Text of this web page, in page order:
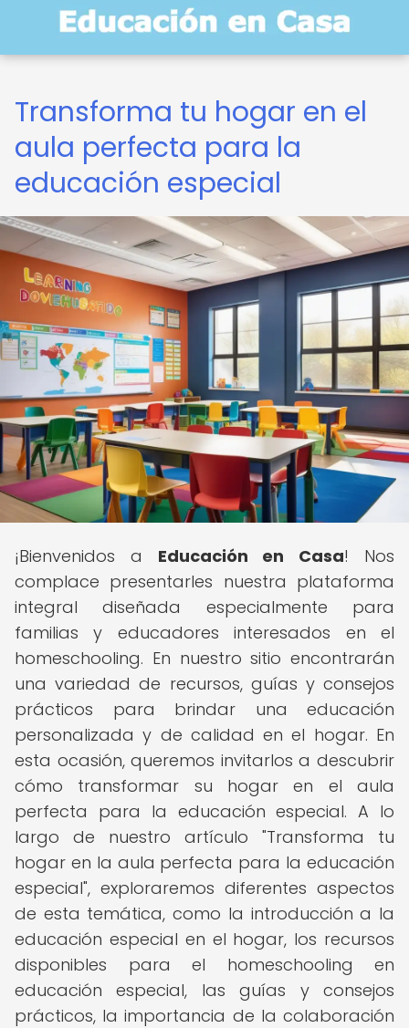
Transforma tu hogar en el
aula perfecta para la
educación especial
¡Bienvenidos a Educación en Casa! Nos
complace presentarles nuestra plataforma
integral diseñada especialmente para
familias y educadores interesados en el
homeschooling. En nuestro sitio encontrarán
una variedad de recursos, guías y consejos
prácticos para brindar una educación
personalizada y de calidad en el hogar. En
esta ocasión, queremos invitarlos a descubrir
cómo transformar su hogar en el aula
perfecta para la educación especial. A lo
largo de nuestro artículo "Transforma tu
hogar en la aula perfecta para la educación
especial", exploraremos diferentes aspectos
de esta temática, como la introducción a la
educación especial en el hogar, los recursos
disponibles para el homeschooling en
educación especial, las guías y consejos
prácticos, la importancia de la colaboración